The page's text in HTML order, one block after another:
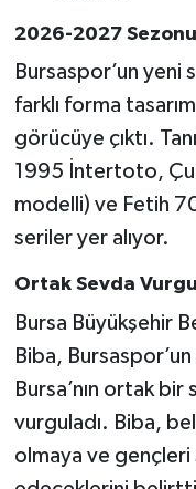
2026-2027
Bursaspor’un yeni
farklı forma
görücüye çıktı.
1995 İntertoto,
modelli) ve Fetih
seriler yer alıyor.
Ortak Sevda
Bursa Büyükşehir
Biba,
Bursa’nın ortak bir
vurguladı. Biba,
olmaya ve